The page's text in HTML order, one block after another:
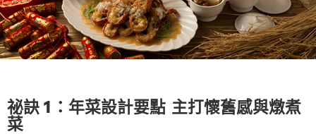
祕訣 1：年菜設計要點 主打懷舊感與燉煮
菜